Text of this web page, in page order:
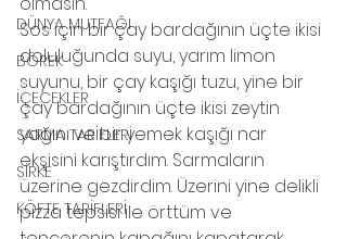
DÜNYA MUTFAĞI
BÖREK
İÇECEKLER
SARMA TARİFLERİ
SİRKE
KÖFTE TARİFLERİ
Sos için bir çay bardağının üçte ikisi
doluluğunda suyu, yarım limon
suyunu, bir çay kaşığı tuzu, yine bir
çay bardağının üçte ikisi zeytin
yağını ve bir yemek kaşığı nar
ekşisini karıştırdım. Sarmaların
üzerine gezdirdim. Üzerini yine delikli
pizza tepsisi ile örttüm ve